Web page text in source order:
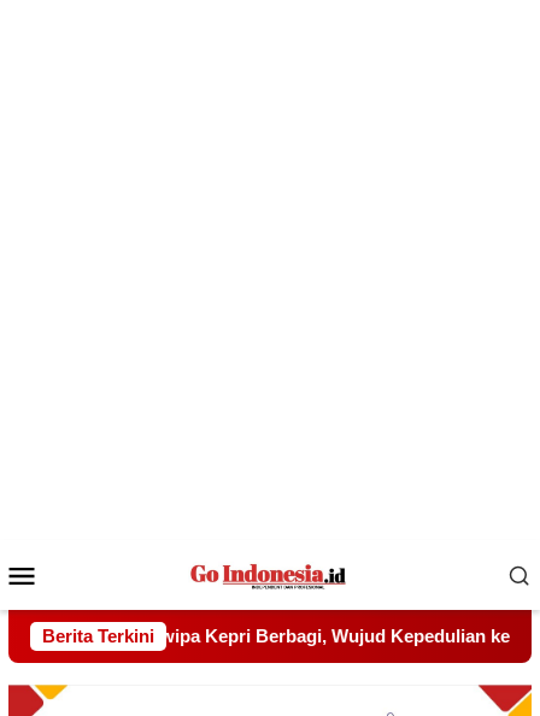
Mobile
Berita Terkini
kepada Pondok Tahfidz Yatim dan Dhuafa Al-Aqsho